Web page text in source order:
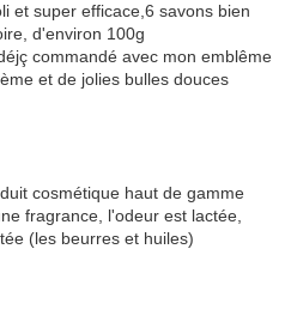
et super efficace,6 savons bien
d'environ 100g
commandé avec mon emblême
et de jolies bulles douces
cosmétique haut de gamme
fragrance, l'odeur est lactée,
(les beurres et huiles)